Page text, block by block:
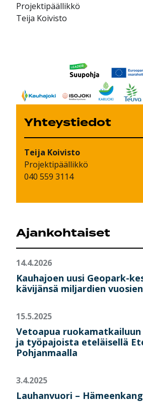
Projektipäällikkö
Teija Koivisto
Yhteystiedot
Teija Koivisto
Projektipäällikkö
040 559 3114
Ajankohtaiset
14.4.2026
Kauhajoen uusi Geopark-
kävijänsä miljardien
15.5.2025
Vetoapua
ja työpajoista eteläisellä
Pohjanmaalla
3.4.2025
Lauhanvuori –